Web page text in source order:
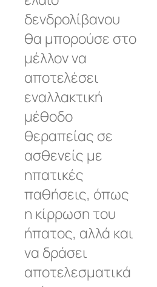
δενδρολίβανου
θα μπορούσε στο
μέλλον να
αποτελέσει
εναλλακτική
μέθοδο
θεραπείας σε
ασθενείς με
ηπατικές
παθήσεις, όπως
η κίρρωση του
ήπατος, αλλά και
να δράσει
αποτελεσματικά